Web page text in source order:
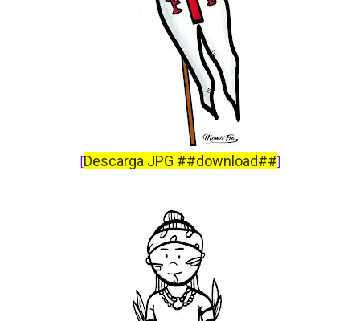
[Descarga JPG ##download##]